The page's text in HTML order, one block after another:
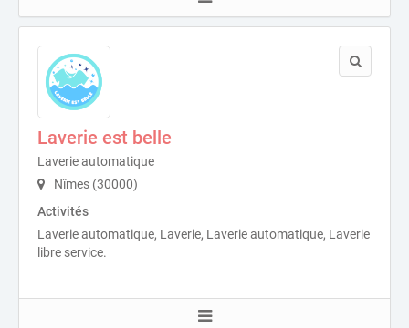
Laverie est belle
Laverie automatique
Nîmes (30000)
Activités
Laverie automatique, Laverie, Laverie automatique, Laverie
libre service.